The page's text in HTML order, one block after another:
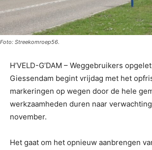
Foto: Streekomroep56.
H’VELD-G’DAM – Weggebruikers
Giessendam begint vrijdag met het
markeringen op wegen door de hele
werkzaamheden duren naar
november.
Het gaat om het opnieuw aanbrengen